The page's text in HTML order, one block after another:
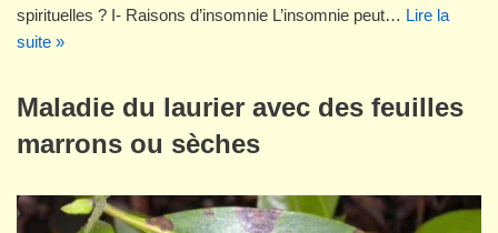
spirituelles ? I- Raisons d’insomnie L’insomnie peut… Lire la
suite »
Maladie du laurier avec des feuilles
marrons ou sèches